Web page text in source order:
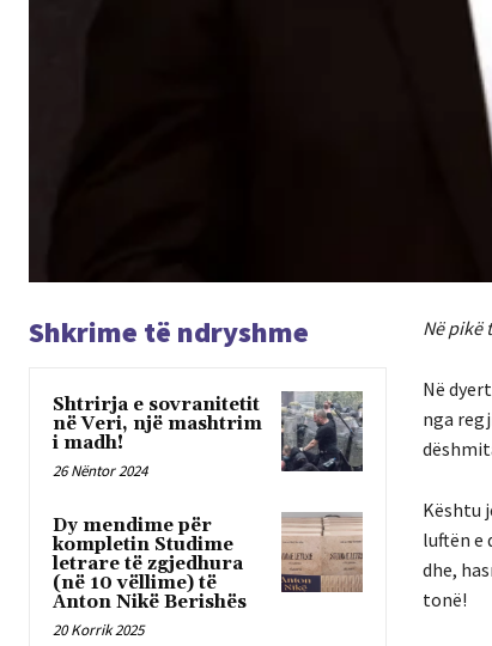
Shkrime të ndryshme
Shtrirja e sovranitetit
në Veri, një mashtrim
i madh!
26 Nëntor 2024
Dy mendime për
kompletin Studime
letrare të zgjedhura
(në 10 vëllime) të
Anton Nikë Berishës
20 Korrik 2025
Në pikë
Në
nga
Kështu
luftën e
dhe,
tonë!